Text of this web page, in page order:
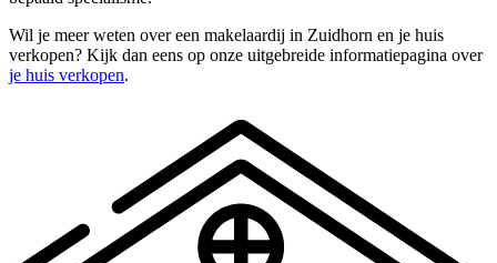
Wil je meer weten over een makelaardij in Zuidhorn en je huis
verkopen? Kijk dan eens op onze uitgebreide informatiepagina over
je huis verkopen.